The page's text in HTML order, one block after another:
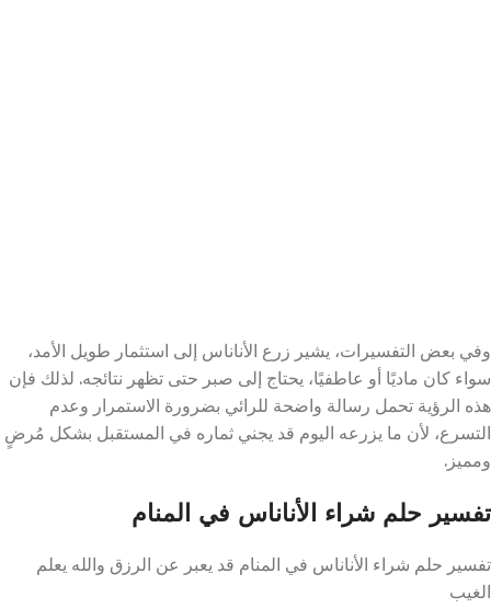
وفي بعض التفسيرات، يشير زرع الأناناس إلى استثمار طويل الأمد،
سواء كان ماديًا أو عاطفيًا، يحتاج إلى صبر حتى تظهر نتائجه. لذلك فإن
هذه الرؤية تحمل رسالة واضحة للرائي بضرورة الاستمرار وعدم
التسرع، لأن ما يزرعه اليوم قد يجني ثماره في المستقبل بشكل مُرضٍ
ومميز.
تفسير حلم شراء الأناناس في المنام
تفسير حلم شراء الأناناس في المنام قد يعبر عن الرزق والله يعلم
الغيب